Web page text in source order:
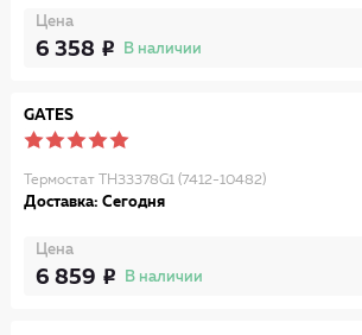
Цена
6 358 В наличии
GATES
Термостат TH33378G1 (7412-10482)
Доставка: Сегодня
Цена
6 859 В наличии